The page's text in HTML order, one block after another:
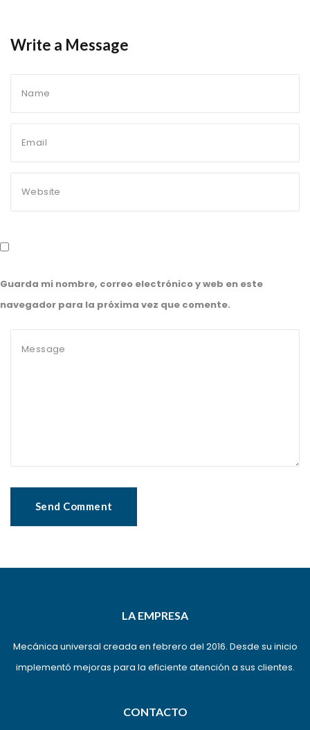
Write a Message
Guarda mi nombre, correo electrónico y web en este
navegador para la próxima vez que comente.
LA EMPRESA
Mecánica universal creada en febrero del 2016. Desde su inicio
implementó mejoras para la eficiente atención a sus clientes.
CONTACTO